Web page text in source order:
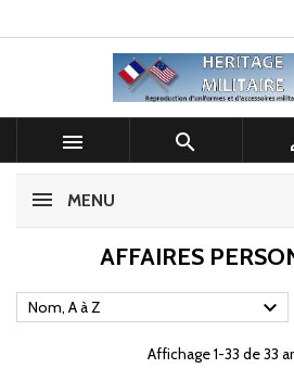
 
MENU
AFFAIRES
Nom, A à Z 
Affichage 1-33 de 33